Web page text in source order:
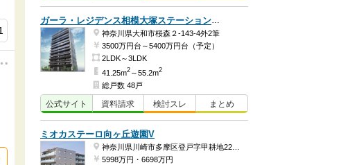
ガーラ・レジデンス相模大塚ステーションマーク
神奈川県大和市桜森２-143-4外2筆
3500万円台～5400万円台（予定）
2LDK～3LDK
41.25m2 ～55.2m2
総戸数 48戸
公式サイト 資料請求 検討スレ まとめ
ミオカステーロ向ヶ丘遊園V
神奈川県川崎市多摩区登戸字甲耕地222-1・2
5998万円・6698万円